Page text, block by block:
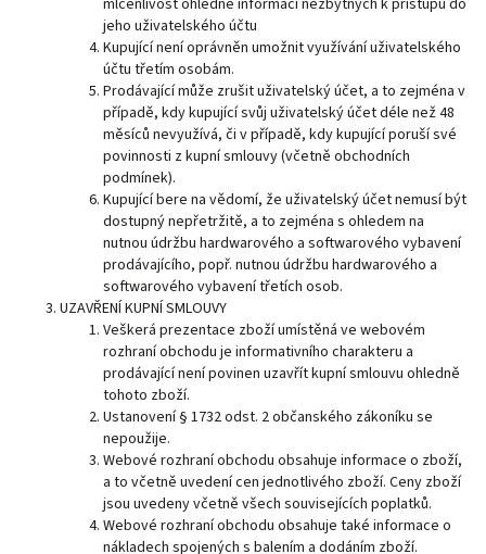
mlčenlivost ohledně informací nezbytných k přístupu do
jeho uživatelského účtu
Kupující není oprávněn umožnit využívání uživatelského
účtu třetím osobám.
Prodávající může zrušit uživatelský účet, a to zejména v
případě, kdy kupující svůj uživatelský účet déle než 48
měsíců nevyužívá, či v případě, kdy kupující poruší své
povinnosti z kupní smlouvy (včetně obchodních
podmínek).
Kupující bere na vědomí, že uživatelský účet nemusí být
dostupný nepřetržitě, a to zejména s ohledem na
nutnou údržbu hardwarového a softwarového vybavení
prodávajícího, popř. nutnou údržbu hardwarového a
softwarového vybavení třetích osob.
UZAVŘENÍ KUPNÍ SMLOUVY
Veškerá prezentace zboží umístěná ve webovém
rozhraní obchodu je informativního charakteru a
prodávající není povinen uzavřít kupní smlouvu ohledně
tohoto zboží.
Ustanovení § 1732 odst. 2 občanského zákoníku se
nepoužije.
Webové rozhraní obchodu obsahuje informace o zboží,
a to včetně uvedení cen jednotlivého zboží. Ceny zboží
jsou uvedeny včetně všech souvisejících poplatků.
Webové rozhraní obchodu obsahuje také informace o
nákladech spojených s balením a dodáním zboží.